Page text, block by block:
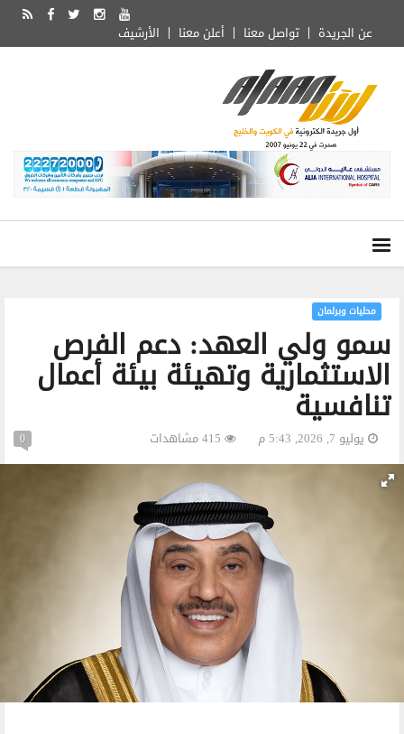
الأرشيف أعلن معنا تواصل معنا عن الجريدة
سمو ولي العهد: دعم الفرص
الاستثمارية وتهيئة بيئة أعمال
تنافسية
محليات وبرلمان
يوليو 7, 2026, 5:43 م 0